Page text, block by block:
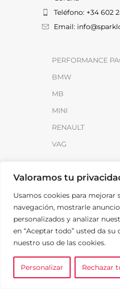
Valoramos tu
Usamos cookies para mejorar
navegación, mostrarle
personalizados y analizar
en “Aceptar todo” usted da
nuestro uso de las cookies.
Personalizar Rechazar
Teléfono: +34 602
Email:
PERFORMANCE
BMW
MB
MINI
RENAULT
VAG
Distribuidores
FAQ
Contacto
Noticias
LEGAL
0